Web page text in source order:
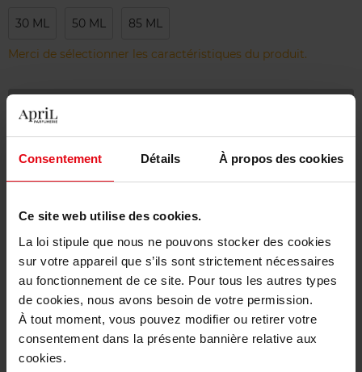
Consentement Détails À propos des cookies
Ce site web utilise des cookies.
La loi stipule que nous ne pouvons stocker des cookies
sur votre appareil que s’ils sont strictement nécessaires
au fonctionnement de ce site. Pour tous les autres types
de cookies, nous avons besoin de votre permission.
À tout moment, vous pouvez modifier ou retirer votre
consentement dans la présente bannière relative aux
cookies.
30 ML 50 ML 85 ML
Merci de sélectionner les caractéristiques du produit.
Livraison gratuite à partir de 55€
Retour gratuit dans votre magasin
Description
Caractéristiques